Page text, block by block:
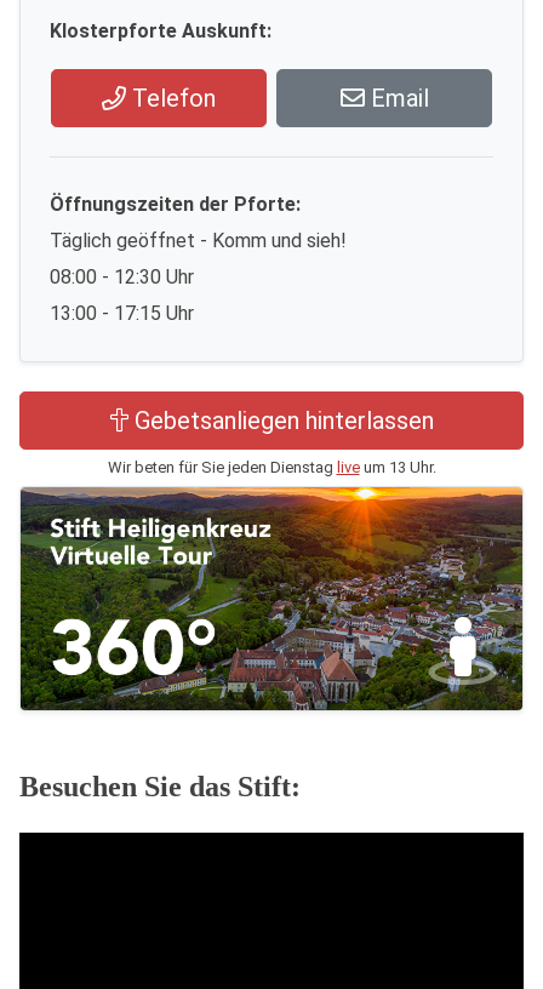
Klosterpforte Auskunft:
Telefon Email
Öffnungszeiten der Pforte:
Täglich geöffnet - Komm und sieh!
08:00 - 12:30 Uhr
13:00 - 17:15 Uhr
Gebetsanliegen hinterlassen
Wir beten für Sie jeden Dienstag liveum 13 Uhr.
Besuchen Sie das Stift: